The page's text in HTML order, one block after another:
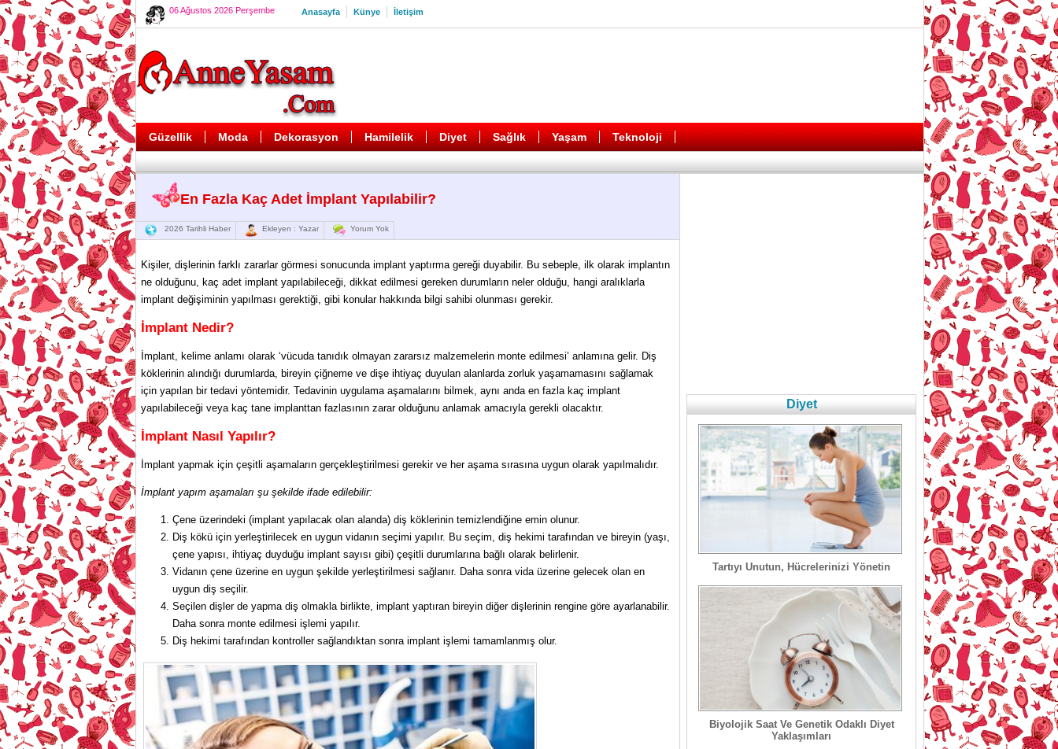
06 Ağustos 2026 Perşembe Anasayfa Künye İletişim
Güzellik Moda Dekorasyon Hamilelik Diyet Sağlık Yaşam Teknoloji
En Fazla Kaç Adet İmplant Yapılabilir?
2026 Tarihli Haber Ekleyen : Yazar Yorum Yok
Kişiler, dişlerinin farklı zararlar görmesi sonucunda implant yaptırma gereği duyabilir. Bu sebeple, ilk olarak implantın
ne olduğunu, kaç adet implant yapılabileceği, dikkat edilmesi gereken durumların neler olduğu, hangi aralıklarla
implant değişiminin yapılması gerektiği, gibi konular hakkında bilgi sahibi olunması gerekir.
İmplant Nedir?
İmplant, kelime anlamı olarak ‘vücuda tanıdık olmayan zararsız malzemelerin monte edilmesi’ anlamına gelir. Diş
köklerinin alındığı durumlarda, bireyin çiğneme ve dişe ihtiyaç duyulan alanlarda zorluk yaşamamasını sağlamak
için yapılan bir tedavi yöntemidir. Tedavinin uygulama aşamalarını bilmek, aynı anda en fazla kaç implant
yapılabileceği veya kaç tane implanttan fazlasının zarar olduğunu anlamak amacıyla gerekli olacaktır.
İmplant Nasıl Yapılır?
İmplant yapmak için çeşitli aşamaların gerçekleştirilmesi gerekir ve her aşama sırasına uygun olarak yapılmalıdır.
İmplant yapım aşamaları şu şekilde ifade edilebilir:
Çene üzerindeki (implant yapılacak olan alanda) diş köklerinin temizlendiğine emin olunur.
Diş kökü için yerleştirilecek en uygun vidanın seçimi yapılır. Bu seçim, diş hekimi tarafından ve bireyin (yaşı,
çene yapısı, ihtiyaç duyduğu implant sayısı gibi) çeşitli durumlarına bağlı olarak belirlenir.
Vidanın çene üzerine en uygun şekilde yerleştirilmesi sağlanır. Daha sonra vida üzerine gelecek olan en
uygun diş seçilir.
Seçilen dişler de yapma diş olmakla birlikte, implant yaptıran bireyin diğer dişlerinin rengine göre ayarlanabilir.
Daha sonra monte edilmesi işlemi yapılır.
Diş hekimi tarafından kontroller sağlandıktan sonra implant işlemi tamamlanmış olur.
Diyet
Tartıyı Unutun, Hücrelerinizi Yönetin
Biyolojik Saat Ve Genetik Odaklı Diyet
Yaklaşımları